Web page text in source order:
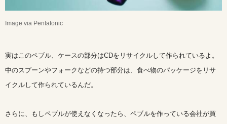
Image via Pentatonic
実はこのペブル、ケースの部分はCDをリサイクルして作られているよ。
中のスプーンやフォークなどの持つ部分は、食べ物のパッケージをリサ
イクルして作られているんだ。
さらに、もしペブルが使えなくなったら、ペブルを作っている会社が買